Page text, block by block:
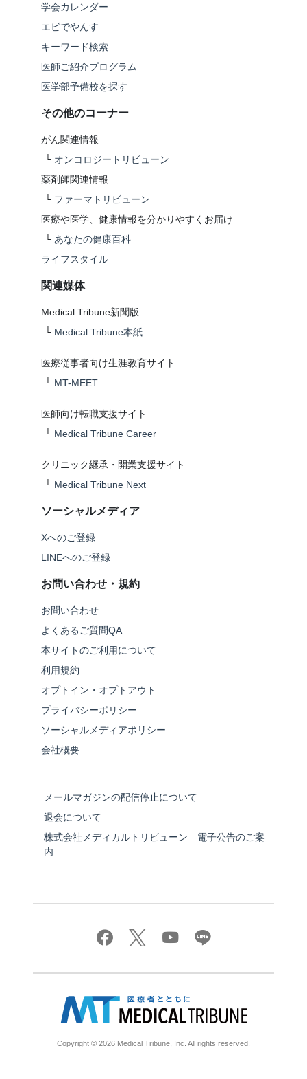
学会カレンダー
エビでやんす
キーワード検索
医師ご紹介プログラム
医学部予備校を探す
その他のコーナー
がん関連情報
└ オンコロジートリビューン
薬剤師関連情報
└ ファーマトリビューン
医療や医学、健康情報を分かりやすくお届け
└ あなたの健康百科
ライフスタイル
関連媒体
Medical Tribune新聞版
└ Medical Tribune本紙
医療従事者向け生涯教育サイト
└ MT-MEET
医師向け転職支援サイト
└ Medical Tribune Career
クリニック継承・開業支援サイト
└ Medical Tribune Next
ソーシャルメディア
Xへのご登録
LINEへのご登録
お問い合わせ・規約
お問い合わせ
よくあるご質問QA
本サイトのご利用について
利用規約
オプトイン・オプトアウト
プライバシーポリシー
ソーシャルメディアポリシー
会社概要
メールマガジンの配信停止について
退会について
株式会社メディカルトリビューン 電子公告のご案
内
Copyright © 2026 Medical Tribune, Inc. All rights reserved.